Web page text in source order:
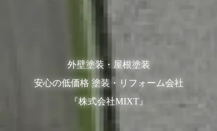
外壁塗装・屋根塗装
安心の低価格 塗装・リフォーム会社
『株式会社MIXT』